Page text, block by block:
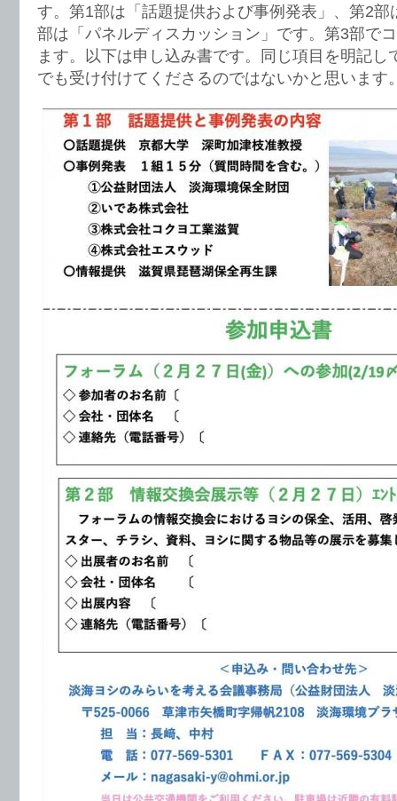
す。第1部は「話題提供および事例発表」、第2部
部は「パネルディスカッション」です。第3部で
ます。以下は申し込み書です。同じ項目を明記し
でも受け付けてくださるのではないかと思います